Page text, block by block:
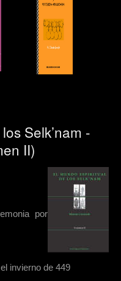
Selk’nam -
II)
por
invierno de 449